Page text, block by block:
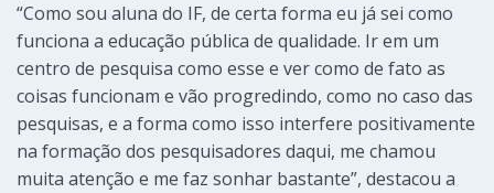
“Como sou aluna do IF, de certa forma eu já sei como
funciona a educação pública de qualidade. Ir em um
centro de pesquisa como esse e ver como de fato as
coisas funcionam e vão progredindo, como no caso das
pesquisas, e a forma como isso interfere positivamente
na formação dos pesquisadores daqui, me chamou
muita atenção e me faz sonhar bastante”, destacou a